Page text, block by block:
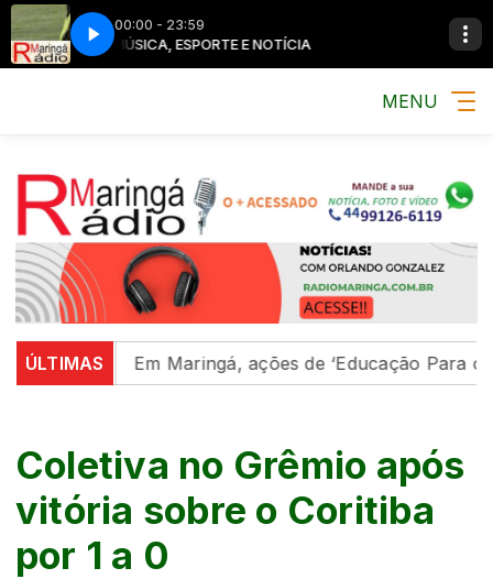
00:00 - 23:59
MÚSICA, ESPORTE E NOTÍCIA
MENU
ÚLTIMASEm Maringá, ações de ‘Educação Para o
Coletiva no Grêmio após
vitória sobre o Coritiba
por 1 a 0